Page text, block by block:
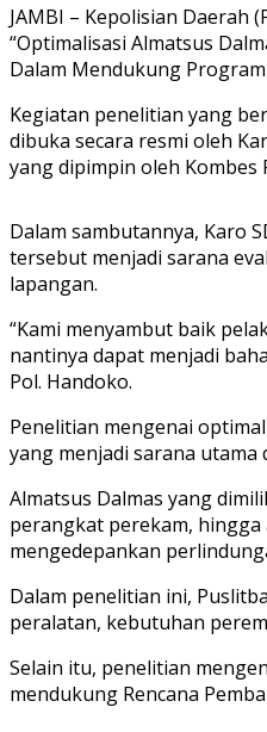
JAMBI – Kepolisian Daerah
“Optimalisasi Almatsus
Dalam Mendukung
Kegiatan penelitian yang
dibuka secara resmi oleh
yang dipimpin oleh Kombes
Dalam sambutannya, Karo
tersebut menjadi sarana
lapangan.
“Kami menyambut baik
nantinya dapat menjadi
Pol. Handoko.
Penelitian mengenai
yang menjadi sarana
Almatsus Dalmas yang
perangkat perekam,
mengedepankan
Dalam penelitian ini,
peralatan, kebutuhan
Selain itu, penelitian
mendukung Rencana